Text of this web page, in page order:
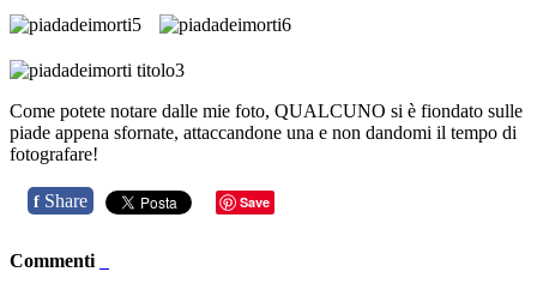
Come potete notare dalle mie foto, QUALCUNO si è fiondato sulle
piade appena sfornate, attaccandone una e non dandomi il tempo di
fotografare!
f Share Save
Commenti